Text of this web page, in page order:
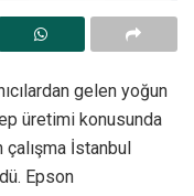
gelen yoğun
üretimi konusunda
İstanbul
Epson